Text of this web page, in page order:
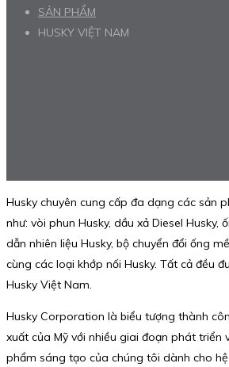
SẢN PHẨM
HUSKY VIỆT NAM
Husky chuyên cung cấp đa dạng các sản
như: vòi phun Husky, dầu xả Diesel Husky,
dẫn nhiên liệu Husky, bộ chuyển đổi ống
cùng các loại khớp nối Husky. Tất cả đều
Husky Việt Nam.
Husky Corporation là biểu tượng thành
xuất của Mỹ với nhiều giai đoạn phát triển
phẩm sáng tạo của chúng tôi dành cho